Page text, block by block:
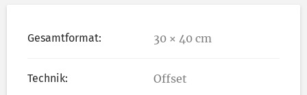
Gesamtformat: 30 × 40 cm
Technik: Offset